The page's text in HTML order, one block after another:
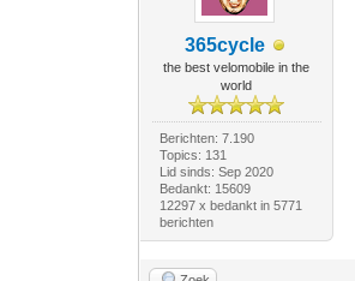
365cycle
the best velomobile in the
world
Berichten: 7.190
Topics: 131
Lid sinds: Sep 2020
Bedankt: 15609
12297 x bedankt in 5771
berichten